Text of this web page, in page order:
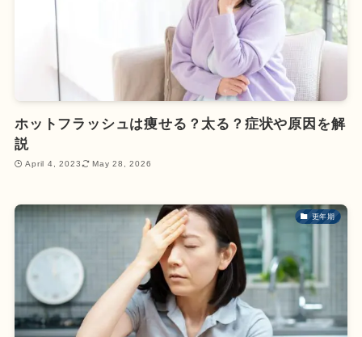
ホットフラッシュは痩せる？太る？症状や原因を解
説
April 4, 2023 May 28, 2026
更年期